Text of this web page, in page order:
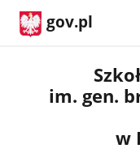
gov.pl
im. gen.
w